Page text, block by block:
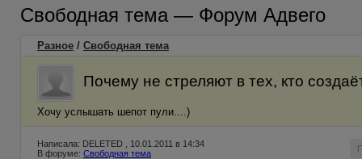
Свободная тема — Форум Адвего
Разное / Свободная тема
Почему не стреляют в тех, кто
Хочу услышать шепот пули....)
Написала: DELETED , 10.01.2011 в 14:34
В форуме: Свободная тема